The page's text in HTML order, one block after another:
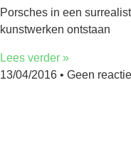
Porsches in een
kunstwerken ontstaan
Lees verder »
13/04/2016
Geen